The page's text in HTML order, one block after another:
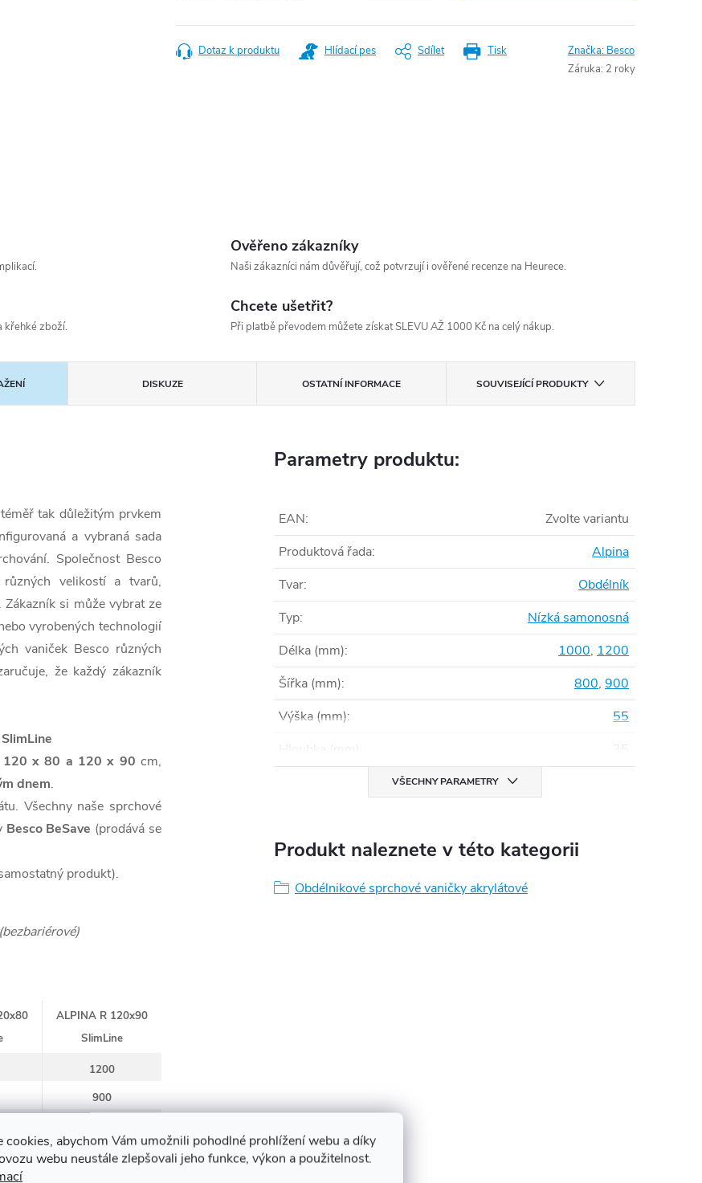
cookies, abychom Vám umožnili pohodlné prohlížení webu a díky
webu neustále zlepšovali jeho funkce, výkon a použitelnost.
cena:
Tisk
Dotaz k produktu Hlídací pes Sdílet Značka: Besco
Záruka: 2 roky
Ověřeno zákazníky
Naši zákazníci nám důvěřují, což potvrzují i ověřené recenze na Heurece.
křehké zboží.
Chcete ušetřit?
Při platbě převodem můžete získat SLEVU AŽ 1000 Kč na celý nákup.
DISKUZE OSTATNÍ INFORMACE SOUVISEJÍCÍ PRODUKTY
tak důležitým prvkem
a vybraná sada
Společnost Besco
velikostí a tvarů,
si může vybrat ze
vyrobených technologií
vaniček Besco různých
že každý zákazník
x 80 a 120 x 90 cm,
dnem.
Všechny naše sprchové
Besco BeSave (prodává se
produkt).
ALPINA R 120x90
SlimLine
1200
900
55
Parametry produktu:
EAN:
Zvolte variantu
Produktová řada:
Alpina
Tvar:
Obdélník
Typ:
Nízká samonosná
Délka (mm): 1000, 1200
Šířka (mm): 800, 900
Výška (mm):
55
VŠECHNY PARAMETRY
Produkt naleznete v této kategorii
Obdélnikové sprchové vaničky akrylátové